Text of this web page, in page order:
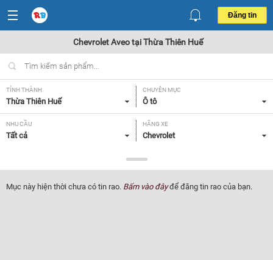
Đăng tin
Chevrolet Aveo tại Thừa Thiên Huế
TỈNH THÀNH
Thừa Thiên Huế
CHUYÊN MỤC
Ô tô
NHU CẦU
Tất cả
HÃNG XE
Chevrolet
Aveo
NĂM SẢN XUẤT
Tất cả
GIÁ XE XUẤT XỨ
Mục này hiện thời chưa có tin rao. Bấm vào đâyđể đăng tin rao của bạn.